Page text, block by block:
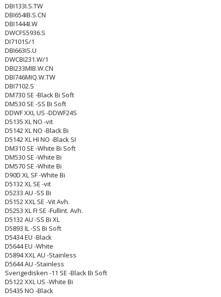
DBI133I.S.TW
DBI654IB.S.CN
DBI1444I.W
DWCFS5936.S
DI7101S/1
DBI663IS.U
DWCBI231.W/1
DBI233MIB.W.CN
DBI746MIQ.W.TW
DBI7102.S
DM730 SE -Black Bi Soft
DM530 SE -SS Bi Soft
DDWF XXL US -DDWF24S
D5135 XL NO -vit
D5142 XL NO -Black Bi
D5142 XL HI NO -Black SI
DM310 SE -White Bi Soft
DM530 SE -White Bi
DM570 SE -White Bi
D90D XL SF -White Bi
D5132 XL SE -vit
D5233 AU -SS Bi
D5152 XXL SE -Vit Avh.
D5253 XL FI SE -Fullint. Avh.
D5132 AU -SS Bi XL
D5893 IL -SS Bi Soft
D5434 EU -Black
D5644 EU -White
D5894 XXL AU -Stainless
D5644 AU -Stainless
Sverigedisken -11 SE -Black Bi Soft
D5122 XXL US -White Bi
D5435 NO -Black